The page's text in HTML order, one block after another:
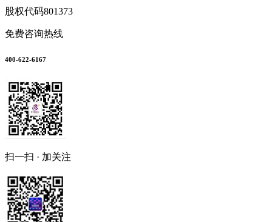
股权代码801373
免费咨询热线
400-622-6167
扫一扫 · 加关注